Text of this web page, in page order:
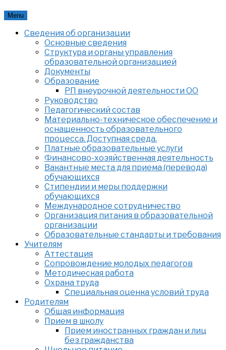
Skip
content
Menu
Сведения об организации
Основные сведения
Структура и органы управления
образовательной организацией
Документы
Образование
РП внеурочной деятельности ОО
Руководство
Педагогический состав
Материально-техническое обеспечение и
оснащенность образовательного
процесса. Доступная среда.
Платные образовательные услуги
Финансово-хозяйственная деятельность
Вакантные места для приема (перевода)
обучающихся
Стипендии и меры поддержки
обучающихся
Международное сотрудничество
Организация питания в образовательной
организации
Образовательные стандарты и требования
Учителям
Аттестация
Сопровождение молодых педагогов
Методическая работа
Охрана труда
Специальная оценка условий труда
Родителям
Общая информация
Прием в школу
Прием иностранных граждан и лиц
без гражданства